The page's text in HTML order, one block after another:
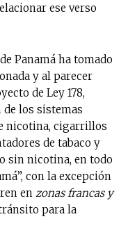
ese verso
Panamá ha tomado
y al parecer
de Ley 178,
los sistemas
nicotina, cigarrillos
de tabaco y
sin nicotina, en todo
con la excepción
en zonas francas y
para la